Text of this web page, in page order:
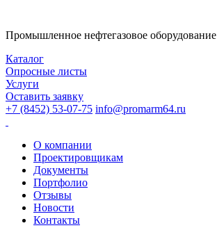
Промышленное нефтегазовое оборудование
Каталог
Опросные листы
Услуги
Оставить заявку
+7 (8452) 53-07-75 info@promarm64.ru
О компании
Проектировщикам
Документы
Портфолио
Отзывы
Новости
Контакты